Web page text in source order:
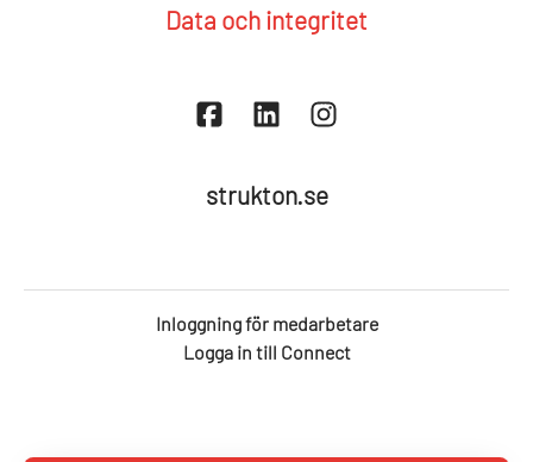
Data och integritet
strukton.se
Inloggning för medarbetare
Logga in till Connect